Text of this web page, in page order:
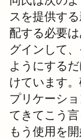
スを提供す
配する必要
グインして
ようにする
けています
プリケーシ
てきてこう
もう使用を